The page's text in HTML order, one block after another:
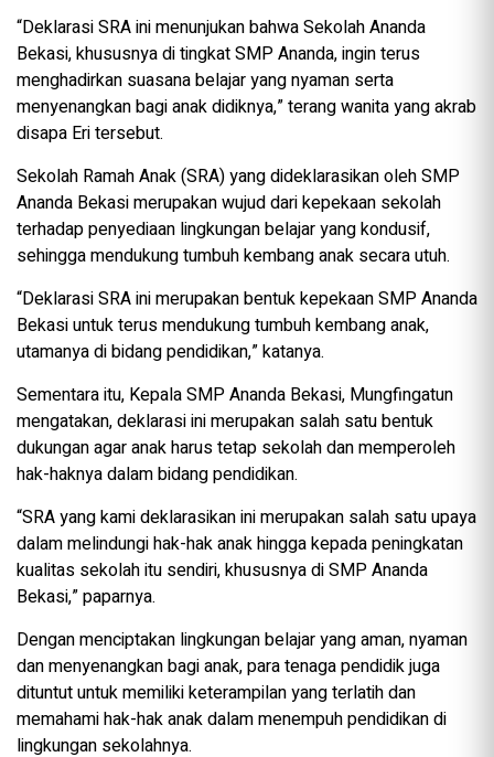
“Deklarasi SRA ini menunjukan bahwa Sekolah Ananda
Bekasi, khususnya di tingkat SMP Ananda, ingin terus
menghadirkan suasana belajar yang nyaman serta
menyenangkan bagi anak didiknya,” terang wanita yang akrab
disapa Eri tersebut.
Sekolah Ramah Anak (SRA) yang dideklarasikan oleh SMP
Ananda Bekasi merupakan wujud dari kepekaan sekolah
terhadap penyediaan lingkungan belajar yang kondusif,
sehingga mendukung tumbuh kembang anak secara utuh.
“Deklarasi SRA ini merupakan bentuk kepekaan SMP Ananda
Bekasi untuk terus mendukung tumbuh kembang anak,
utamanya di bidang pendidikan,” katanya.
Sementara itu, Kepala SMP Ananda Bekasi, Mungfingatun
mengatakan, deklarasi ini merupakan salah satu bentuk
dukungan agar anak harus tetap sekolah dan memperoleh
hak-haknya dalam bidang pendidikan.
“SRA yang kami deklarasikan ini merupakan salah satu upaya
dalam melindungi hak-hak anak hingga kepada peningkatan
kualitas sekolah itu sendiri, khususnya di SMP Ananda
Bekasi,” paparnya.
Dengan menciptakan lingkungan belajar yang aman, nyaman
dan menyenangkan bagi anak, para tenaga pendidik juga
dituntut untuk memiliki keterampilan yang terlatih dan
memahami hak-hak anak dalam menempuh pendidikan di
lingkungan sekolahnya.